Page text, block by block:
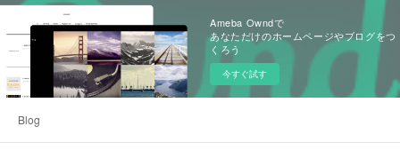
Ameba Owndで
あなただけのホームページやブログをつ
くろう
今すぐ試す
Blog